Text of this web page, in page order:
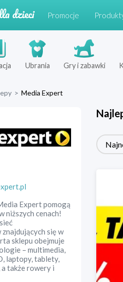
Promocje
Ubrania Gry i zabawki
> Media Expert
Expert pomogą
niższych cenach!
się w
sklepu obejmuje
– multimedia,
laptopy, tablety,
także rowery i